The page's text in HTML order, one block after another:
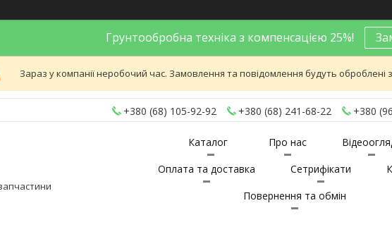
Грунтообробна техніка з компенсацією 25%!
Зараз у компанії неробочий час. Замовлення та повідомлення будуть оброблені
+380 (68) 105-92-92 +380 (68) 241-68-22 +380
Каталог Про нас
Оплата та доставка
Сетрифікати
Повернення та обмін